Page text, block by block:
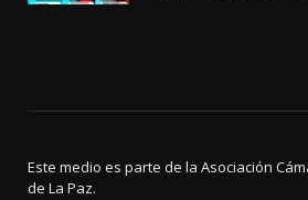
Este medio es parte de la Asociación
de La Paz.